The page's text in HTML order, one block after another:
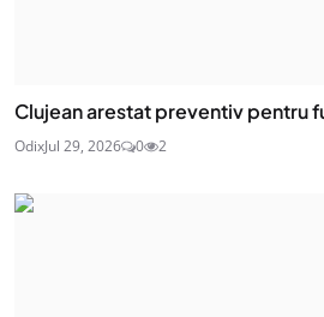
Clujean arestat preventiv pentru
OdixJul 29, 2026 0 2